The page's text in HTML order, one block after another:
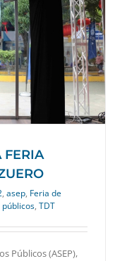
FERIA
, asep, Feria de
, TDT
Públicos (ASEP),